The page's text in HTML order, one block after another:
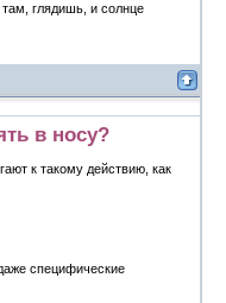
глядишь, и солнце
в носу?
к такому действию, как
специфические